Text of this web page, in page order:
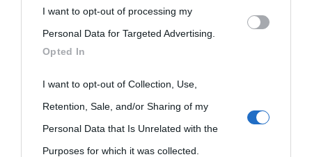
Please note that this website/app uses one or more Google
services and may gather and store information including but
not limited to your visit or usage behaviour. You may click to
grant or deny consent to Google and its third-party tags to
use your data for below specified purposes in below Google
consent section.
I want to opt-out of processing my
Personal Data for Targeted Advertising.
Opted In
I want to opt-out of Collection, Use,
Retention, Sale, and/or Sharing of my
Personal Data that Is Unrelated with the
Purposes for which it was collected.